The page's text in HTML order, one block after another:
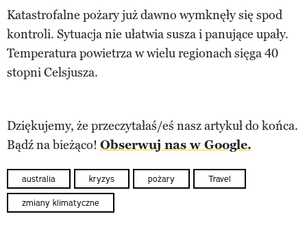
Katastrofalne pożary już dawno wymknęły się spod
kontroli. Sytuacja nie ułatwia susza i panujące upały.
Temperatura powietrza w wielu regionach sięga 40
stopni Celsjusza.
Dziękujemy, że przeczytałaś/eś nasz artykuł do końca.
Bądź na bieżąco! Obserwuj nas w Google.
australia kryzys pożary Travel
zmiany klimatyczne